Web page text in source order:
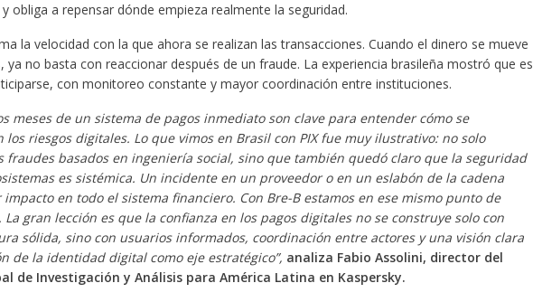
obliga a repensar dónde empieza realmente la seguridad.
la velocidad con la que ahora se realizan las transacciones. Cuando el dinero se mueve
ya no basta con reaccionar después de un fraude. La experiencia brasileña mostró que es
con monitoreo constante y mayor coordinación entre instituciones.
meses de un sistema de pagos inmediato son clave para entender cómo se
los riesgos digitales. Lo que vimos en Brasil con PIX fue muy ilustrativo: no solo
fraudes basados en ingeniería social, sino que también quedó claro que la seguridad
es sistémica. Un incidente en un proveedor o en un eslabón de la cadena
en todo el sistema financiero. Con Bre-B estamos en ese mismo punto de
gran lección es que la confianza en los pagos digitales no se construye solo con
sólida, sino con usuarios informados, coordinación entre actores y una visión clara
de la identidad digital como eje estratégico”, analiza Fabio Assolini, director del
de Investigación y Análisis para América Latina en Kaspersky.